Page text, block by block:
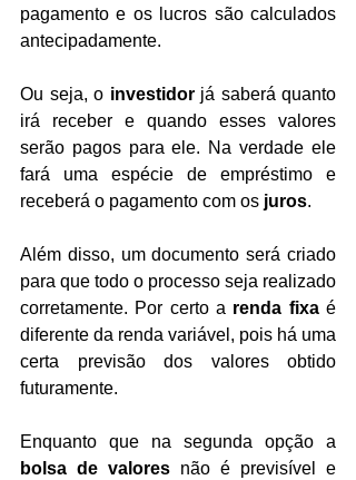
pagamento e os lucros são calculados
antecipadamente.
Ou seja, o investidor já saberá quanto
irá receber e quando esses valores
serão pagos para ele. Na verdade ele
fará uma espécie de empréstimo e
receberá o pagamento com os juros.
Além disso, um documento será criado
para que todo o processo seja realizado
corretamente. Por certo a renda fixa é
diferente da renda variável, pois há uma
certa previsão dos valores obtido
futuramente.
bolsa de valores não é previsível e